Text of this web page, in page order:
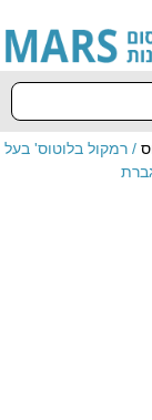
/ רמקול בלוטוס' בעל